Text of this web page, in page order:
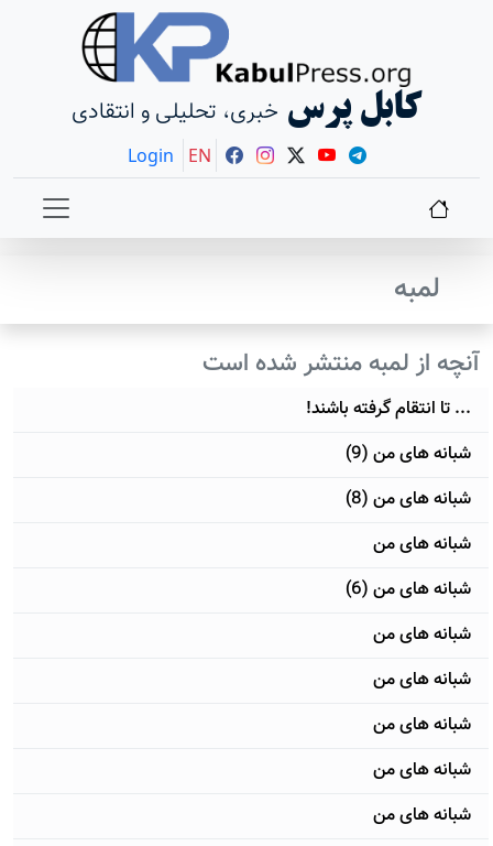
کابل پرس خبری، تحلیلی و انتقادی
Login EN
لمبه
آنچه از لمبه منتشر شده است
... تا انتقام گرفته باشند!
شبانه های من (9)
شبانه های من (8)
شبانه های من
شبانه های من (6)
شبانه های من
شبانه های من
شبانه های من
شبانه های من
شبانه های من